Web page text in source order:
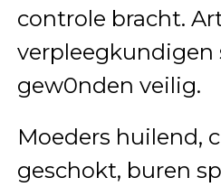
controle bracht.
verpleegkundigen
gew0nden veilig.
Moeders huilend,
geschokt, buren